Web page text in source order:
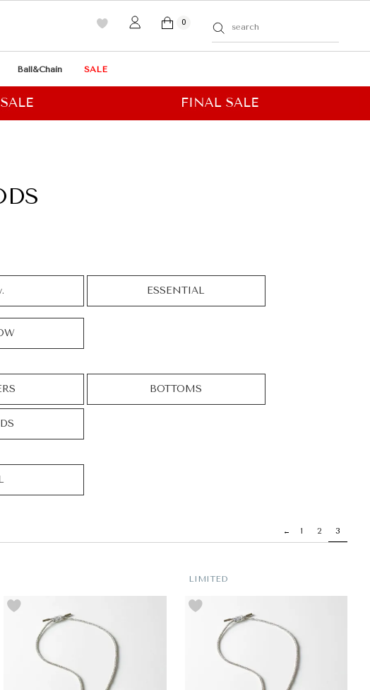
0
Ball&Chain SALE
ESSENTIAL
BOTTOMS
1 2 3
LIMITED